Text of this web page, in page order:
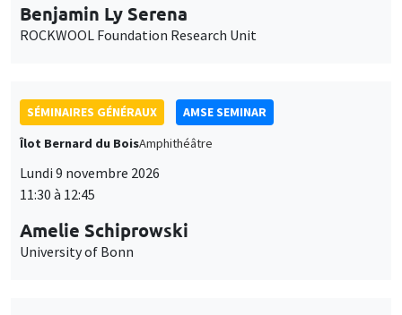
Benjamin Ly Serena
ROCKWOOL Foundation Research Unit
SÉMINAIRES GÉNÉRAUX
AMSE SEMINAR
Îlot Bernard du BoisAmphithéâtre
Lundi 9 novembre 2026
11:30 à 12:45
Amelie Schiprowski
University of Bonn